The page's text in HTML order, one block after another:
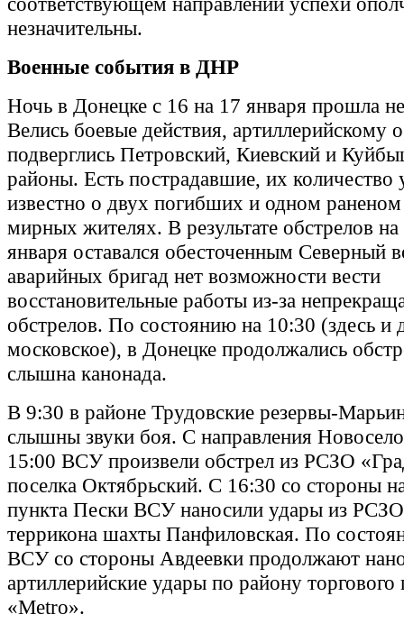
незначительны.
Военные события в ДНР
Ночь в Донецке с 16 на 17 января прошла
Велись боевые действия, артиллерийскому
подверглись Петровский, Киевский и
районы. Есть пострадавшие, их количество
известно о двух погибших и одном
мирных жителях. В результате обстрелов
января оставался обесточенным Северный
аварийных бригад нет возможности вести
восстановительные работы из-за
обстрелов. По состоянию на 10:30 (здесь и
московское), в Донецке продолжались
слышна канонада.
В 9:30 в районе Трудовские резервы-
слышны звуки боя. С направления
15:00 ВСУ произвели обстрел из РСЗО
поселка Октябрьский. С 16:30 со стороны
пункта Пески ВСУ наносили удары из
террикона шахты Панфиловская. По
ВСУ со стороны Авдеевки продолжают
артиллерийские удары по району торгового
«Metro».